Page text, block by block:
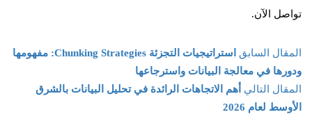
تواصل الآن.
المقال السابق
استراتيجيات التجزئة Chunking Strategies: مفهومها
ودورها في معالجة البيانات واسترجاعها
المقال التالي أهم الاتجاهات الرائدة في تحليل البيانات بالشرق
الأوسط لعام 2026